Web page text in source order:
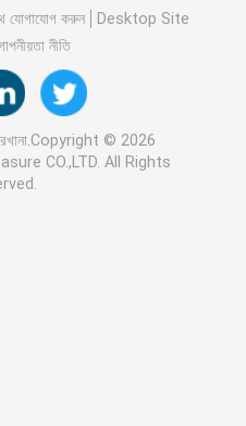
যোগাযোগ করুন
Desktop Site
নীতি
© 2026
CO.,LTD. All Rights